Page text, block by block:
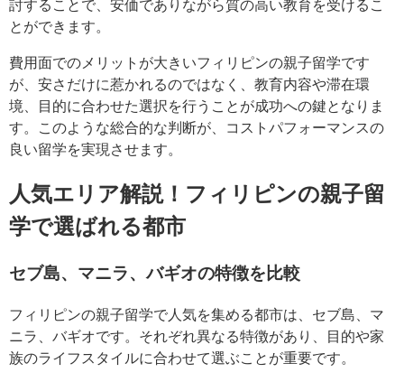
討することで、安価でありながら質の高い教育を受けるこ
とができます。
費用面でのメリットが大きいフィリピンの親子留学です
が、安さだけに惹かれるのではなく、教育内容や滞在環
境、目的に合わせた選択を行うことが成功への鍵となりま
す。このような総合的な判断が、コストパフォーマンスの
良い留学を実現させます。
人気エリア解説！フィリピンの親子留
学で選ばれる都市
セブ島、マニラ、バギオの特徴を比較
フィリピンの親子留学で人気を集める都市は、セブ島、マ
ニラ、バギオです。それぞれ異なる特徴があり、目的や家
族のライフスタイルに合わせて選ぶことが重要です。